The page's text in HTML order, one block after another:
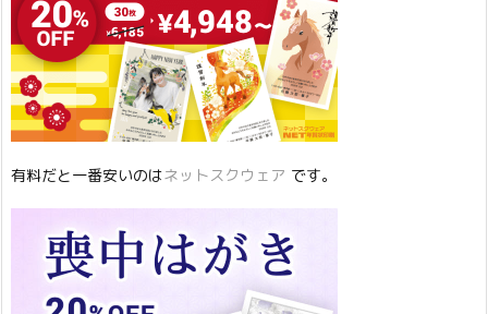
有料だと一番安いのはネットスクウェア です。